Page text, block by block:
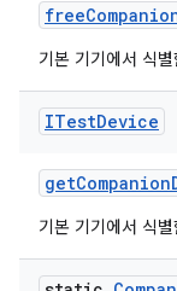
free
기본 기기에서 식
ITestDevice
getCompanion
기본 기기에서 식